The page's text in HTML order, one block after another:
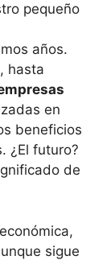
pequeño
años.
hasta
en
beneficios
¿El futuro?
de
sigue